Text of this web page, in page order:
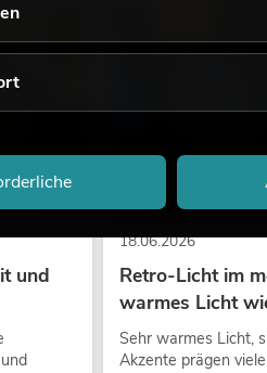
und
18.06.2026
Retro-Licht im
warmes Licht
Sehr warmes Licht,
Akzente prägen